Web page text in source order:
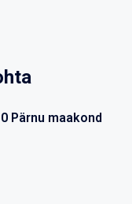
Pärnu maakond